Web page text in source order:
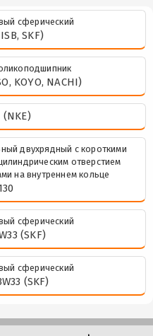
сферический
SKF)
KOYO, NACHI)
(NKE)
двухрядный с короткими
отверстием
на внутреннем кольце
сферический
(SKF)
сферический
(SKF)